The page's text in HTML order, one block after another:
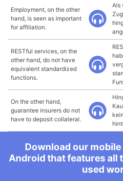
Employment, on the other
hand, is seen as important
for affiliation.
Als
RESTful services, on the
other hand, do not have
equivalent standardized
functions.
On the other hand,
guarantee insurers do not
have to deposit collateral.
Download our mobile
Android that features all
used